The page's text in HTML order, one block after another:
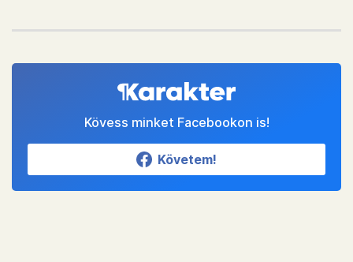
Kövess minket Facebookon is!
Követem!